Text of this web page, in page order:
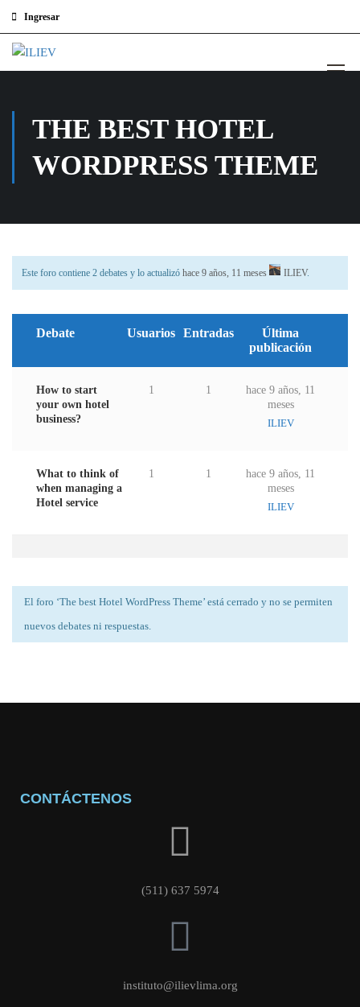
Ingresar
THE BEST HOTEL
WORDPRESS THEME
Este foro contiene 2 debates y lo actualizó hace 9 años, 11 meses ILIEV.
Debate Usuarios Entradas
Última
publicación
How to start
your own hotel
business?
1 1
hace 9 años, 11
meses
ILIEV
What to think of
when managing a
Hotel service
1 1
hace 9 años, 11
meses
ILIEV
El foro ‘The best Hotel WordPress Theme’ está cerrado y no se permiten
nuevos debates ni respuestas.
CONTÁCTENOS
(511) 637 5974
instituto@ilievlima.org